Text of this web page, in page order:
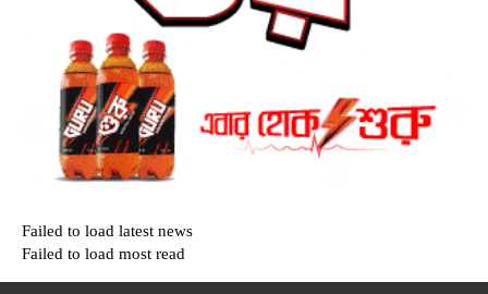
Failed to load latest news
Failed to load most read